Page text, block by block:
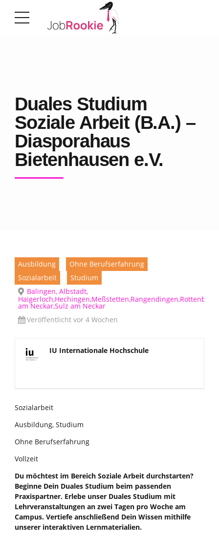
Duales Studium
Soziale Arbeit (B.A.) –
Diasporahaus
Bietenhausen e.V.
Ausbildung
Ohne Berufserfahrung
Sozialarbeit
Studium
Balingen, Albstadt,
Haigerloch,Hechingen,Meßstetten,Rangendingen,Rottenburg
am Neckar,Sulz am Neckar
Veröffentlicht vor 4 Wochen
IU Internationale Hochschule
Sozialarbeit
Ausbildung, Studium
Ohne Berufserfahrung
Vollzeit
Du möchtest im Bereich Soziale Arbeit durchstarten?
Beginne Dein Duales Studium beim passenden
Praxispartner. Erlebe unser Duales Studium mit
Lehrveranstaltungen an zwei Tagen pro Woche am
Campus. Vertiefe anschließend Dein Wissen mithilfe
unserer interaktiven Lernmaterialien.